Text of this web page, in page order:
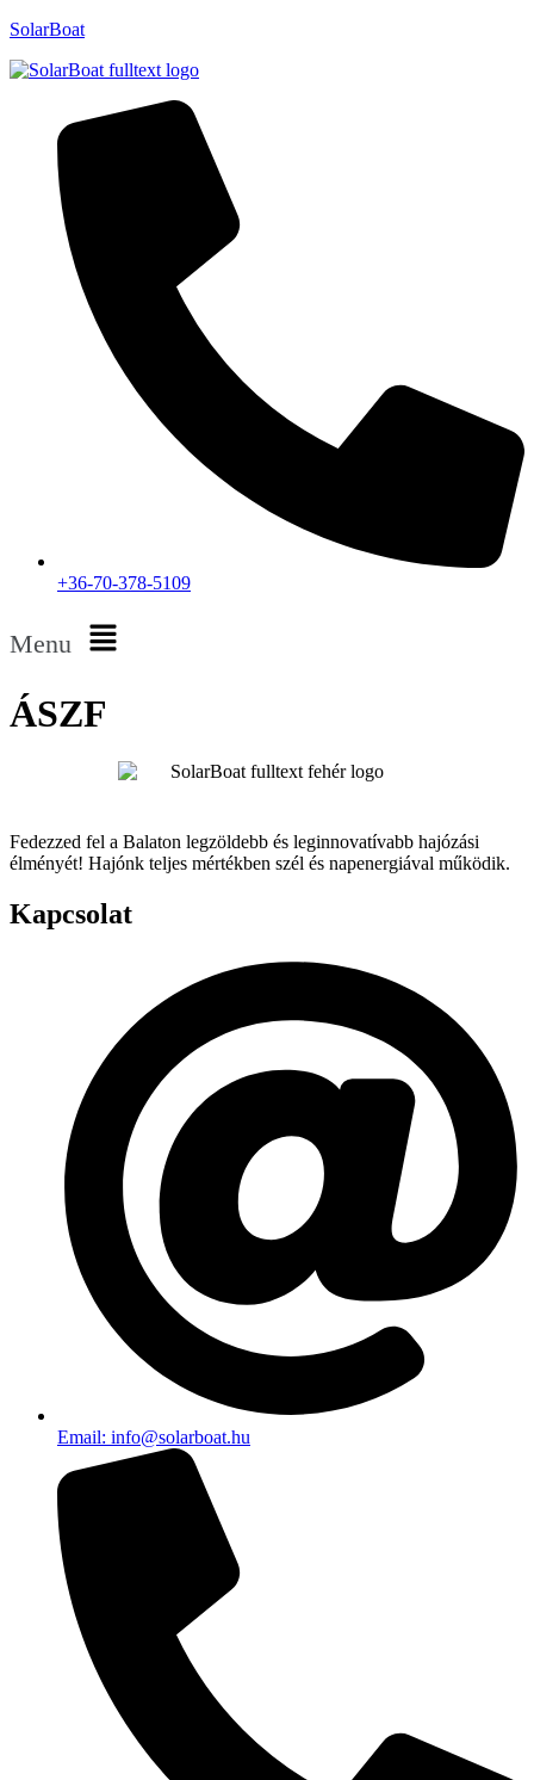
SolarBoat
+36-70-378-5109
Menu
ÁSZF
Fedezzed fel a Balaton legzöldebb és leginnovatívabb hajózási
élményét! Hajónk teljes mértékben szél és napenergiával működik.
Kapcsolat
Email: info@solarboat.hu